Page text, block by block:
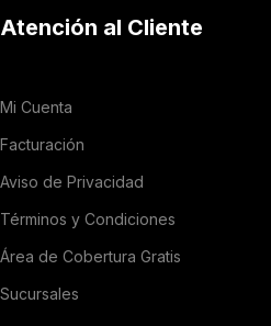
Atención al Cliente
Mi Cuenta
Facturación
Aviso de Privacidad
Términos y Condiciones
Área de Cobertura Gratis
Sucursales